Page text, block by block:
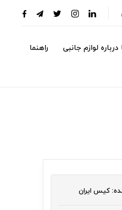
لوازم جانبی راهنما
کیس ایران